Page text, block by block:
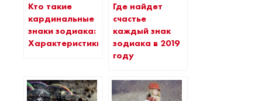
Кто такие
кардинальные
знаки зодиака:
Характеристики
Где найдет
счастье
каждый знак
зодиака в 2019
году